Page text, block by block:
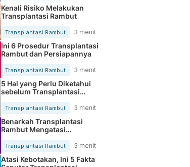
Kenali Risiko Melakukan
Transplantasi Rambut
Transplantasi Rambut 3 menit
Ini 6 Prosedur Transplantasi
Rambut dan Persiapannya
Transplantasi Rambut 3 menit
5 Hal yang Perlu Diketahui
sebelum Transplantasi
Transplantasi Rambut 3 menit
Benarkah Transplantasi
Rambut Mengatasi
Transplantasi Rambut 3 menit
Atasi Kebotakan, Ini 5 Fakta